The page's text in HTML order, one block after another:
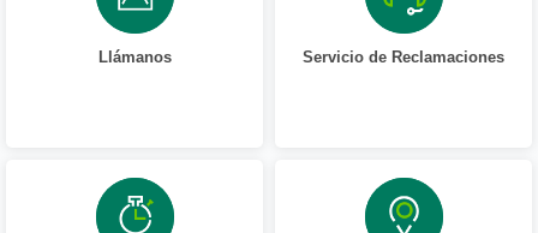
Llámanos Servicio de Reclamaciones